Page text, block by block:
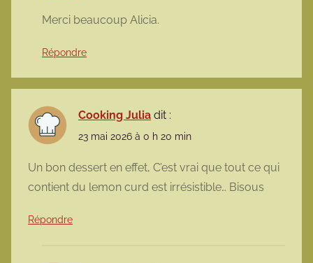
Merci beaucoup Alicia.
Répondre
Cooking Julia dit :
23 mai 2026 à 0 h 20 min
Un bon dessert en effet, C’est vrai que tout ce qui
contient du lemon curd est irrésistible… Bisous
Répondre